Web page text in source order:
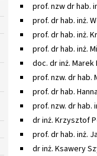
prof. nzw dr hab.
prof. dr hab. inż.
prof. dr hab. inż.
prof. dr hab. inż.
doc. dr inż. Marek
prof. nzw. dr hab.
prof. dr hab.
prof. nzw. dr hab.
dr inż. Krzysztof
prof. dr hab. inż.
dr inż. Ksawery